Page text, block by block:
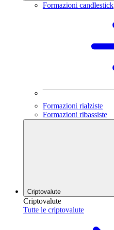
Formazioni candlestick
Formazioni rialziste
Formazioni ribassiste
Criptovalute
Criptovalute
Tutte le criptovalute